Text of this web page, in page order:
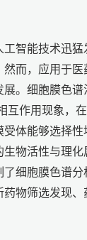
工智能技术迅
而，应用于
。细胞膜色
互作用现象，
体能够选择
物活性与理
细胞膜色谱
物筛选发现、